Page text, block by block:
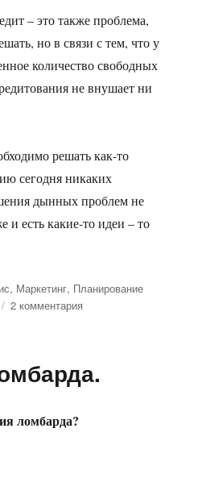
– это также проблема,
но в связи с тем, что у
количество свободных
не внушает ни
решать как-то
сегодня никаких
дынных проблем не
и есть какие-то идеи – то
, Маркетинг, Планирование
2 комментария
малого
ломбарда?